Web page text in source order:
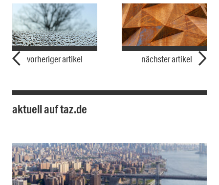
vorheriger artikel nächster artikel
aktuell auf taz.de